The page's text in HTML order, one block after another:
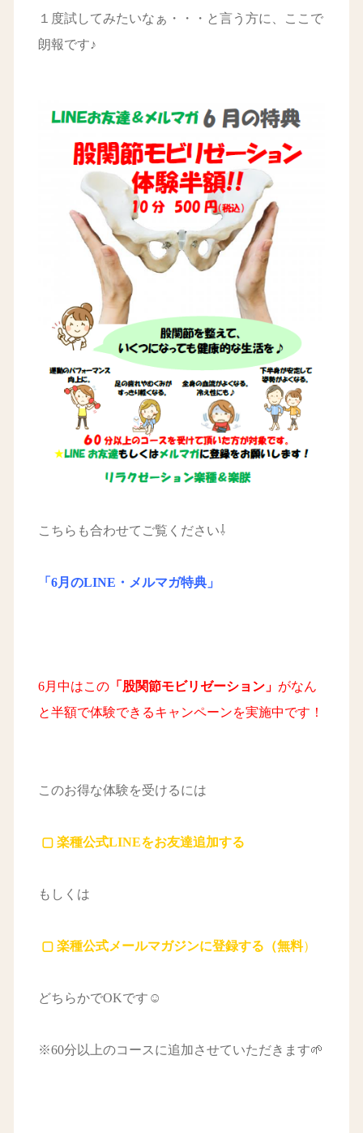
１度試してみたいなぁ・・・と言う方に、ここで
朗報です♪
こちらも合わせてご覧ください⇩
「6月のLINE・メルマガ特典」
6月中はこの「股関節モビリゼーション」 がなん
と半額で体験できるキャンペーンを実施中です！
このお得な体験を受けるには
▢ 楽種公式LINEをお友達追加する
もしくは
▢ 楽種公式メールマガジンに登録する（無料）
どちらかでOKです☺
※60分以上のコースに追加させていただきます🌱